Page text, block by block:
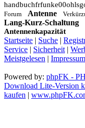
Forum
Antenne
Lang-Kurz-Schaltung
Antennenkapazität
Startseite | Suche |
Service | Sicherheit |
Meistgelesen | Impressum
Powered by: phpFK -
Download Lite-Version
kaufen |